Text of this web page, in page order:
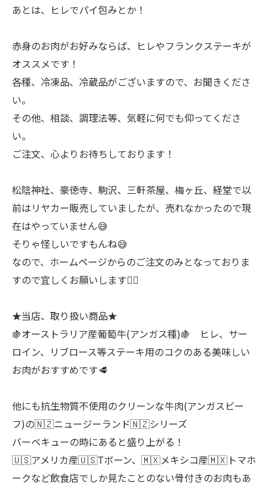
あとは、ヒレでパイ包みとか！
赤身のお肉がお好みならば、ヒレやフランクステーキが
オススメです！
各種、冷凍品、冷蔵品がございますので、お聞きくださ
い。
その他、相談、調理法等、気軽に何でも仰ってくださ
い。
ご注文、心よりお待ちしております！
松陰神社、豪徳寺、駒沢、三軒茶屋、梅ヶ丘、経堂で以
前はリヤカー販売していましたが、売れなかったので現
在はやっていません😅
そりゃ怪しいですもんね😅
なので、ホームページからのご注文のみとなっておりま
すので宜しくお願いします🙇‍♂
★当店、取り扱い商品★
🍇オーストラリア産葡萄牛(アンガス種)🍇 ヒレ、サー
ロイン、リブロース等ステーキ用のコクのある美味しい
お肉がおすすめです🥩
他にも抗生物質不使用のクリーンな牛肉(アンガスビー
フ)の🇳🇿ニュージーランド🇳🇿シリーズ
バーベキューの時にあると盛り上がる！
🇺🇸アメリカ産🇺🇸Tボーン、🇲🇽メキシコ産🇲🇽トマホ
ークなど飲食店でしか見たことのない骨付きのお肉もあ